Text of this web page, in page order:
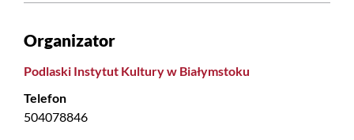
Organizator
Podlaski Instytut Kultury w Białymstoku
Telefon
504078846